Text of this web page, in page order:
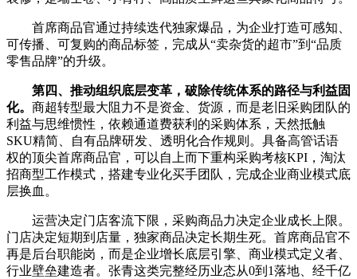
首席商品官通过持续迭代独家爆品，为企业打造可感知、
可传播、可复购的商品标签，完成从“卖杂货的超市”到“品质
零售品牌”的升级。
第四、推动组织底层变革，破除传统体系的路径与利益固
化。 商超转型最大阻力不是资金、货源，而是老旧采购团队的
利益与思维惯性，依赖通道费获利的采购体系，天然抵触
SKU精简、自有品牌研发、透明化合作规则。具备高管话语
权的顶尖首席商品官，可以自上而下重构采购考核KPI，淘汰
招商型工作模式，搭建专业化买手团队，完成企业商业模式底
层换血。
运营决定门店客流下限，采购商品力决定企业成长上限。
门店决定短期到店量，独家商品决定长期生死。首席商品官不
再是后台职能岗，而是企业增长底层引擎、商业模式定义者、
行业壁垒建造者。张青这类完整经历业态从0到1落地、经千亿